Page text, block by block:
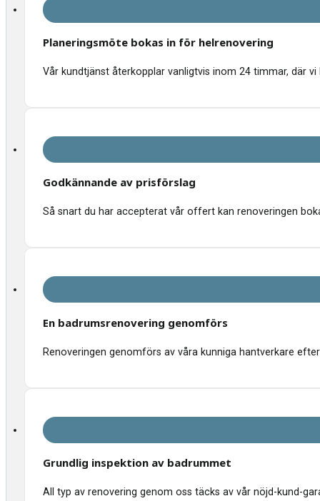
Planeringsmöte bokas in för helrenovering
Vår kundtjänst återkopplar vanligtvis inom 24 timmar, där
Godkännande av prisförslag
Så snart du har accepterat vår offert kan renoveringen
En badrumsrenovering genomförs
Renoveringen genomförs av våra kunniga hantverkare
Grundlig inspektion av badrummet
All typ av renovering genom oss täcks av vår nöjd-kund-